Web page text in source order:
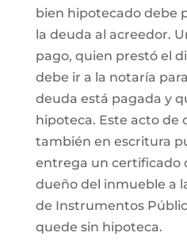
bien hipotecado debe
la deuda al acreedor.
pago, quien prestó el
debe ir a la notaría
deuda está pagada y
hipoteca. Este acto de
también en escritura
entrega un certificado
dueño del inmueble a
de Instrumentos
quede sin hipoteca.